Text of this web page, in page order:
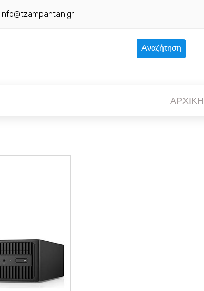
info@tzampantan.gr
Αναζήτηση
ΑΡΧΙΚΗ